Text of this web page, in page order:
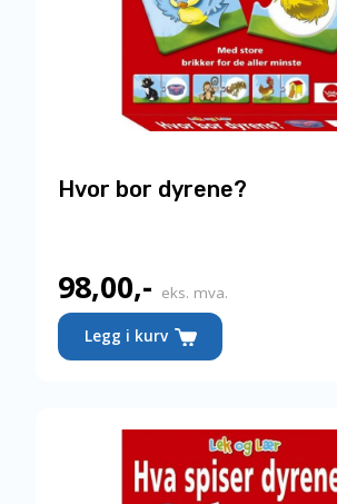
Hvor bor dyrene?
98,00,- eks. mva.
Legg i kurv